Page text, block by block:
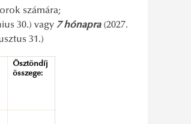
számára;
30.) vagy 7 hónapra(2027.
31.)
Ösztöndíj
összege: